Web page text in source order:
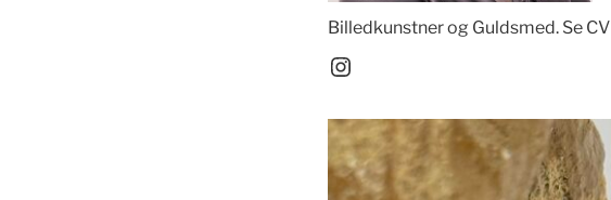
Billedkunstner og Guldsmed. Se CV
Instagram